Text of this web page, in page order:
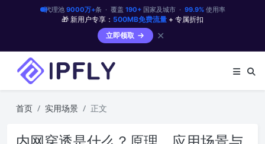
代理池 9000万+条 · 覆盖 190+国家及城市 · 99.9%使用率
🎁 新用户专享： 500MB免费流量 + 专属折扣
立即领取
✕
首页 实用场景 正文